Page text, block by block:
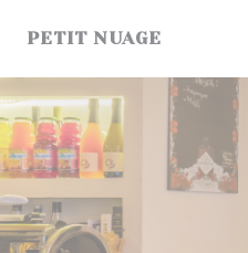
PETIT NUAGE